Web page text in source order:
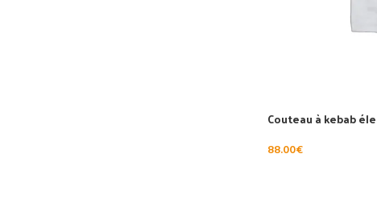
Couteau à kebab
88.00€